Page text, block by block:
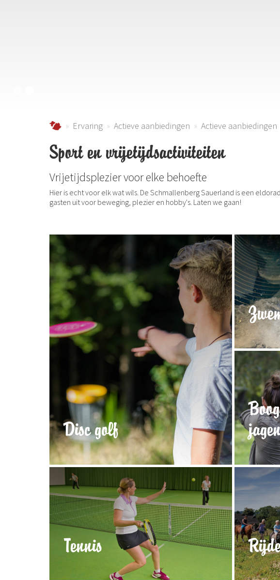
Urlaub im Schmallenberger Sauerland und der Ferienregion
Ervaring Actieve aanbiedingen Actieve aanbiedingen
Sport en vrijetijdsactiviteiten
Vrijetijdsplezier voor elke behoefte
Hier is echt voor elk wat wils. De Schmallenberg Sauerland is een
gasten uit voor beweging, plezier en hobby's. Laten we gaan!
Disc golf
Tennis